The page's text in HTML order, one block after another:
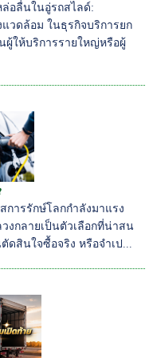
อลื่นในอู่รถสไลด์:
วดล้อม ในธุรกิจบริการยก
ผู้ให้บริการรายใหญ่หรือผู้
ารรักษ์โลกกำลังมาแรง
งกลายเป็นตัวเลือกที่น่าสน
ดสินใจซื้อจริง หรือจำเป...